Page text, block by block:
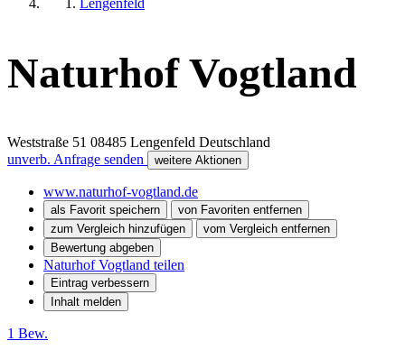
Lengenfeld
Naturhof Vogtland
Weststraße 51 08485 Lengenfeld Deutschland
unverb. Anfrage senden
weitere Aktionen
www.naturhof-vogtland.de
als Favorit speichern
von Favoriten entfernen
zum Vergleich hinzufügen
vom Vergleich entfernen
Bewertung abgeben
Naturhof Vogtland teilen
Eintrag verbessern
Inhalt melden
1 Bew.